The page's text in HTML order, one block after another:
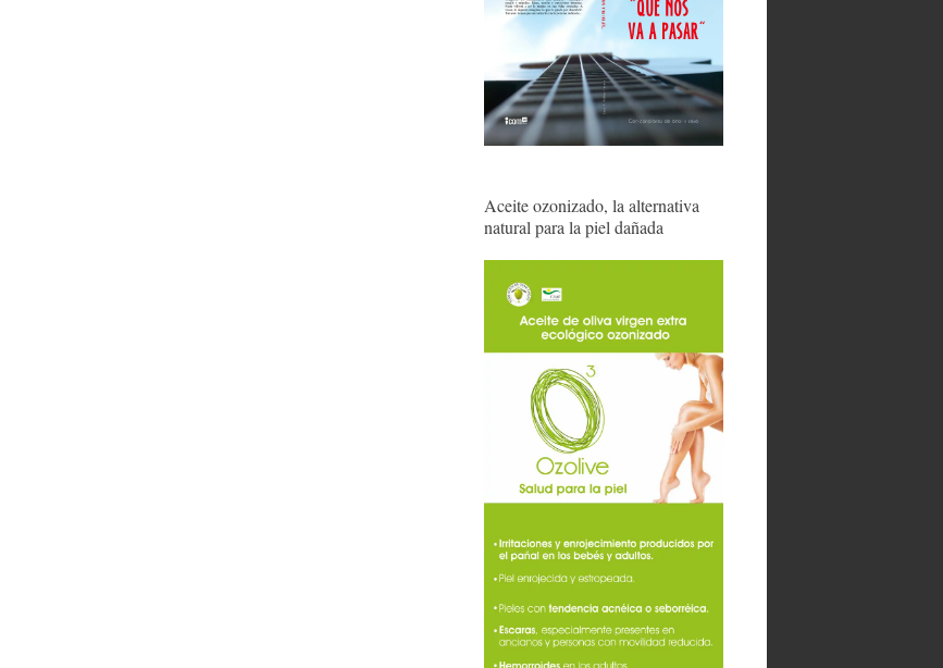
Aceite ozonizado, la alternativa
natural para la piel dañada